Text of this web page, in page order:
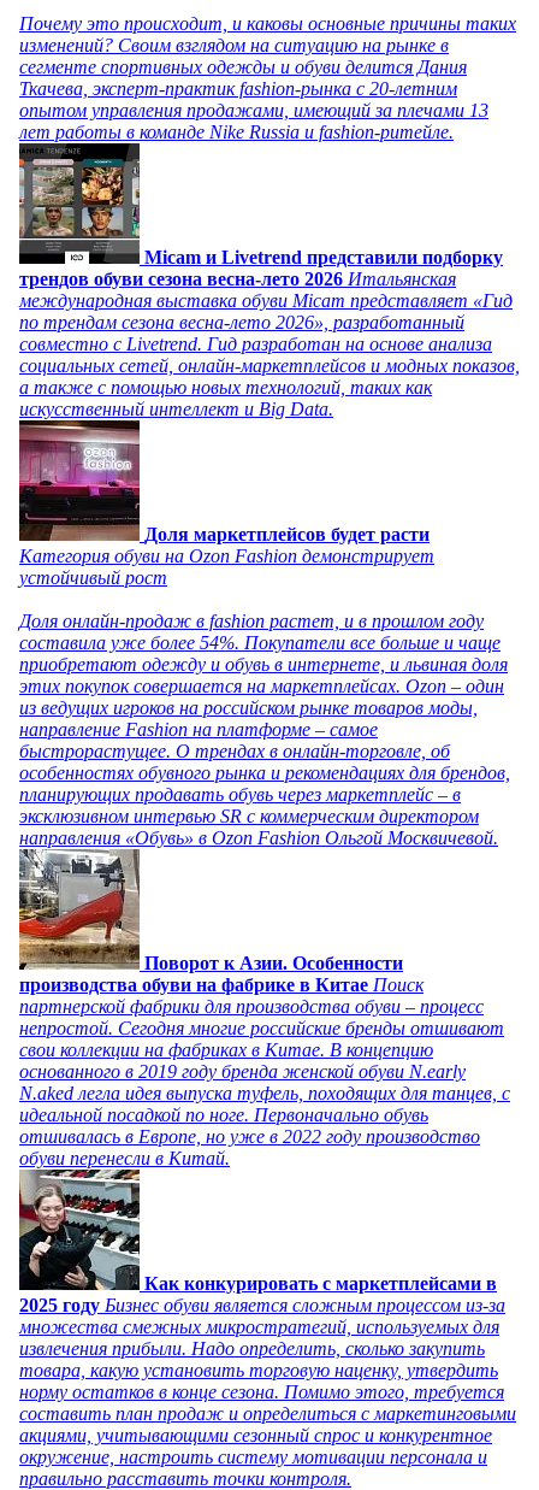
Почему это происходит, и каковы основные причины таких
изменений? Своим взглядом на ситуацию на рынке в
сегменте спортивных одежды и обуви делится Дания
Ткачева, эксперт-практик fashion-рынка с 20-летним
опытом управления продажами, имеющий за плечами 13
лет работы в команде Nike Russia и fashion-ритейле.
Micam и Livetrend представили подборку
трендов обуви сезона весна-лето 2026 Итальянская
международная выставка обуви Micam представляет «Гид
по трендам сезона весна-лето 2026», разработанный
совместно с Livetrend. Гид разработан на основе анализа
социальных сетей, онлайн-маркетплейсов и модных показов,
а также с помощью новых технологий, таких как
искусственный интеллект и Big Data.
Доля маркетплейсов будет расти
Категория обуви на Ozon Fashion демонстрирует
устойчивый рост
Доля онлайн-продаж в fashion растет, и в прошлом году
составила уже более 54%. Покупатели все больше и чаще
приобретают одежду и обувь в интернете, и львиная доля
этих покупок совершается на маркетплейсах. Ozon – один
из ведущих игроков на российском рынке товаров моды,
направление Fashion на платформе – самое
быстрорастущее. О трендах в онлайн-торговле, об
особенностях обувного рынка и рекомендациях для брендов,
планирующих продавать обувь через маркетплейс – в
эксклюзивном интервью SR с коммерческим директором
направления «Обувь» в Ozon Fashion Ольгой Москвичевой.
Поворот к Азии. Особенности
производства обуви на фабрике в Китае Поиск
партнерской фабрики для производства обуви – процесс
непростой. Сегодня многие российские бренды отшивают
свои коллекции на фабриках в Китае. В концепцию
основанного в 2019 году бренда женской обуви N.early
N.aked легла идея выпуска туфель, походящих для танцев, с
идеальной посадкой по ноге. Первоначально обувь
отшивалась в Европе, но уже в 2022 году производство
обуви перенесли в Китай.
Как конкурировать с маркетплейсами в
2025 году Бизнес обуви является сложным процессом из-за
множества смежных микростратегий, используемых для
извлечения прибыли. Надо определить, сколько закупить
товара, какую установить торговую наценку, утвердить
норму остатков в конце сезона. Помимо этого, требуется
составить план продаж и определиться с маркетинговыми
акциями, учитывающими сезонный спрос и конкурентное
окружение, настроить систему мотивации персонала и
правильно расставить точки контроля.